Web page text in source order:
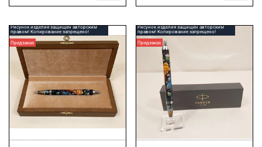
Рисунок изделия защищен авторским
правом! Копирование запрещено!
Предзаказ
Рисунок изделия защищен авторским
правом! Копирование запрещено!
Предзаказ